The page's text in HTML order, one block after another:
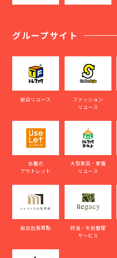
グループサイト
総合リユース
ファッション
リユース
古着の
アウトレット
大型家具・家電
リユース
総合出張買取
終活・生前整理
サービス